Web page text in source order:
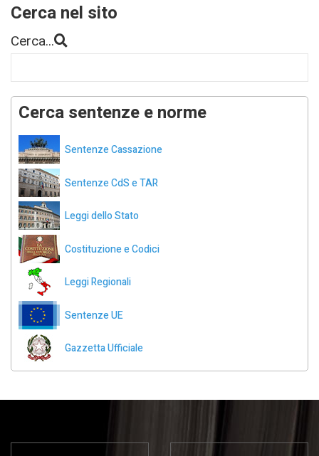
Cerca nel sito
Cerca...
Cerca sentenze e norme
Sentenze Cassazione
Sentenze CdS e TAR
Leggi dello Stato
Costituzione e Codici
Leggi Regionali
Sentenze UE
Gazzetta Ufficiale